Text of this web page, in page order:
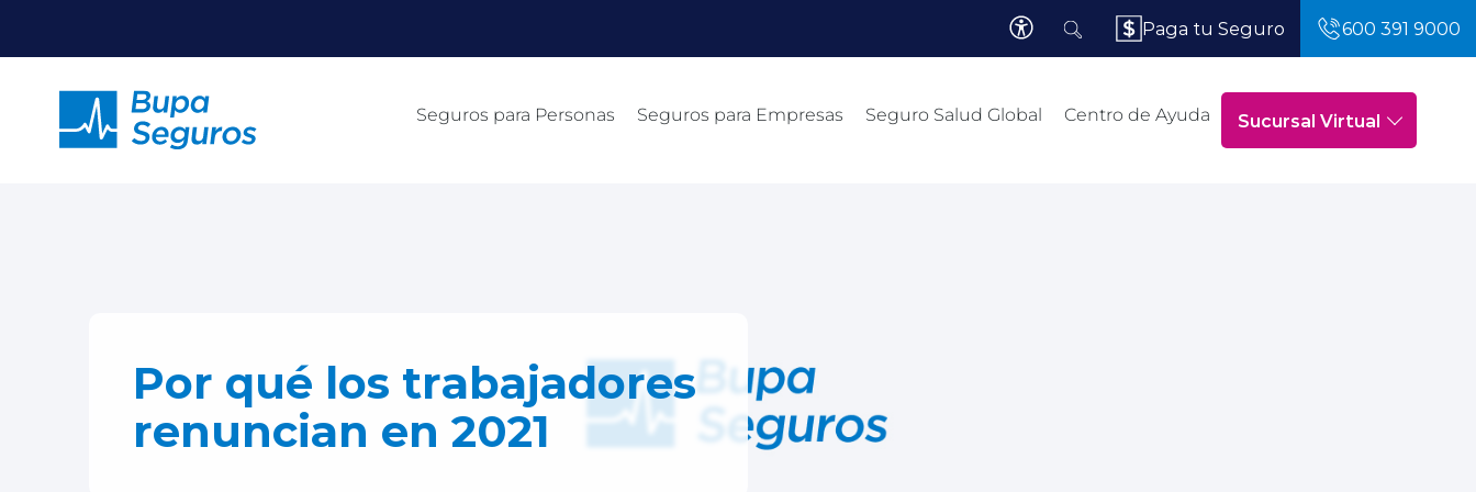
Paga tu Seguro
600 391 9000
Seguros para Personas Seguros para Empresas Seguro Salud Global Centro de Ayuda Sucursal Virtual
Por qué los trabajadores
renuncian en 2021